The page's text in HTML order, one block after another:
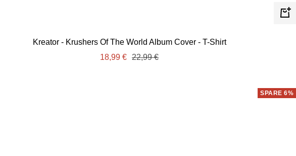
Kreator - Krushers Of The World Album Cover - T-Shirt
Angebotspreis
18,99 € Regulärer
22,99 €
SPARE 6%